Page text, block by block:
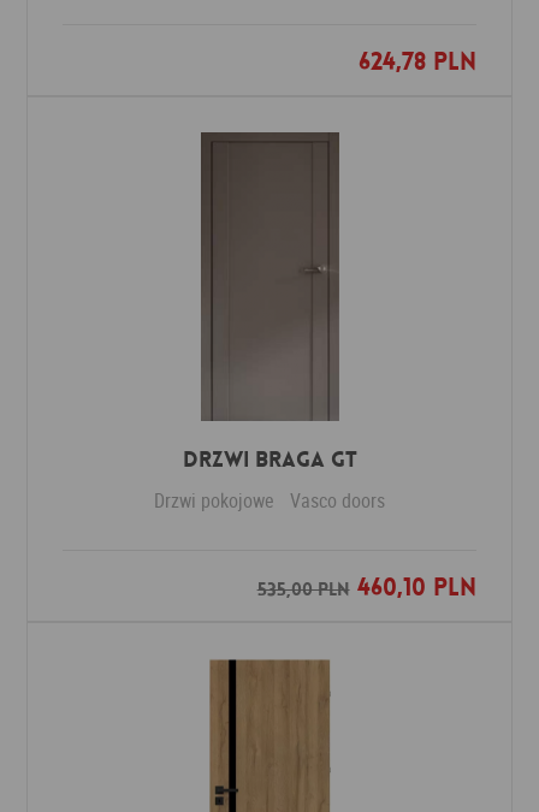
624,78 PLN
Dodaj do ulubionych
Drzwi Braga GT
Drzwi pokojowe Vasco doors
535,00 PLN460,10 PLN
Dodaj do ulubionych